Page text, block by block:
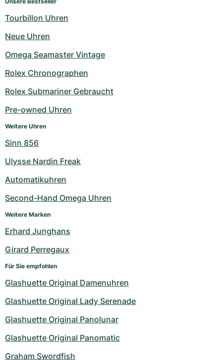
Tourbillon Uhren
Neue Uhren
Omega Seamaster Vintage
Rolex Chronographen
Rolex Submariner Gebraucht
Pre-owned Uhren
Weitere Uhren
Sinn 856
Ulysse Nardin Freak
Automatikuhren
Second-Hand Omega Uhren
Weitere Marken
Erhard Junghans
Girard Perregaux
Für Sie empfohlen
Glashuette Original Damenuhren
Glashuette Original Lady Serenade
Glashuette Original Panolunar
Glashuette Original Panomatic
Graham Swordfish